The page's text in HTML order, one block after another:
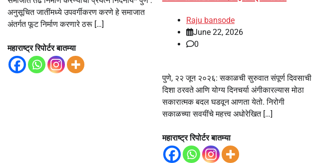
अनुसूचित जातींमध्ये उपवर्गीकरण करणे हे समाजात
अंतर्गत फूट निर्माण करणारे ठरू […]
महाराष्ट्र रिपोर्टर बातम्या
Raju bansode
June 22, 2026
0
पुणे, २२ जून २०२६: सकाळची सुरुवात संपूर्ण दिवसाची
दिशा ठरवते आणि योग्य दिनचर्या अंगीकारल्यास मोठा
सकारात्मक बदल घडवून आणता येतो. निरोगी
सकाळच्या सवयींचे महत्त्व अधोरेखित […]
महाराष्ट्र रिपोर्टर बातम्या